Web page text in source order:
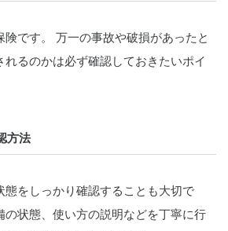
険です。 万一の事故や破損があったと
れるのかは必ず確認しておきたいポイ
方法
態をしっかり確認することも大切で
の状態、使い方の説明などを丁寧に行